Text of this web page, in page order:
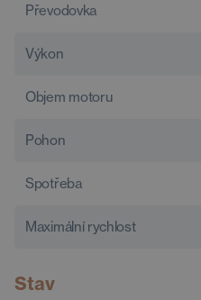
Převodovka
Výkon
Objem motoru
Pohon
Spotřeba
Maximální rychlost
Stav